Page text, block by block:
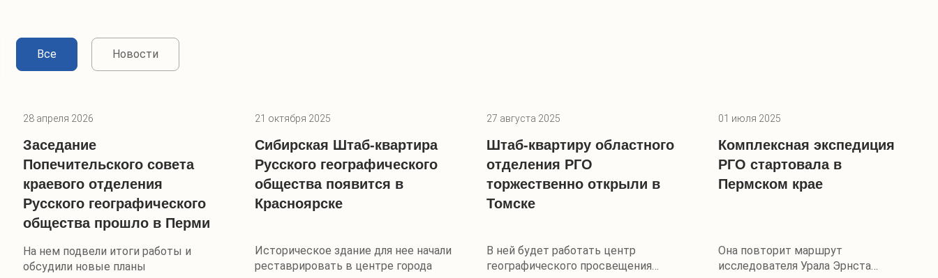
Все Новости
28 апреля 2026
Заседание
Попечительского совета
краевого отделения
Русского географического
общества прошло в Перми
На нем подвели итоги работы и
обсудили новые планы
21 октября 2025
Сибирская Штаб-квартира
Русского географического
общества появится в
Красноярске
Историческое здание для нее начали
реставрировать в центре города
27 августа 2025
Штаб-квартиру областного
отделения РГО
торжественно открыли в
Томске
В ней будет работать центр
географического просвещения
01 июля 2025
Комплексная экспедиция
РГО стартовала в
Пермском крае
Она повторит маршрут
исследователя Урала Эрнста